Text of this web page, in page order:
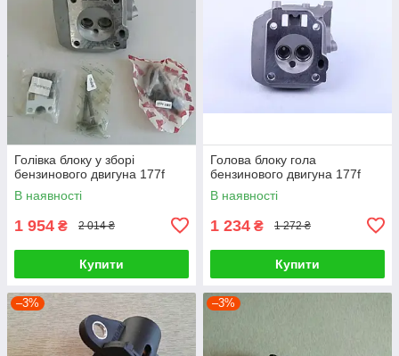
Голівка блоку у зборі
бензинового двигуна 177f
В наявності
1 954 ₴ 2 014 ₴
Купити
Голова блоку гола
бензинового двигуна 177f
В наявності
1 234 ₴ 1 272 ₴
Купити
–3% –3%